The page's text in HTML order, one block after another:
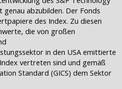
abzubilden. Der Fonds
des Index. Zu diesen
die von großen
in den USA emittierte
vertreten sind und gemäß
Standard (GICS) dem Sektor